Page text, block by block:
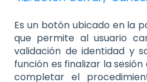
Es un botón ubicado en la
que permite al usuario
validación de identidad y
función es finalizar la
completar el